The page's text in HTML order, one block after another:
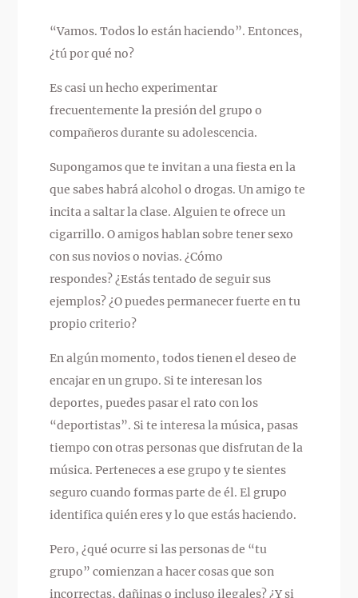
“Vamos. Todos lo están haciendo”. Entonces,
¿tú por qué no?
Es casi un hecho experimentar
frecuentemente la presión del grupo o
compañeros durante su adolescencia.
Supongamos que te invitan a una fiesta en la
que sabes habrá alcohol o drogas. Un amigo te
incita a saltar la clase. Alguien te ofrece un
cigarrillo. O amigos hablan sobre tener sexo
con sus novios o novias. ¿Cómo
respondes? ¿Estás tentado de seguir sus
ejemplos? ¿O puedes permanecer fuerte en tu
propio criterio?
En algún momento, todos tienen el deseo de
encajar en un grupo. Si te interesan los
deportes, puedes pasar el rato con los
“deportistas”. Si te interesa la música, pasas
tiempo con otras personas que disfrutan de la
música. Perteneces a ese grupo y te sientes
seguro cuando formas parte de él. El grupo
identifica quién eres y lo que estás haciendo.
Pero, ¿qué ocurre si las personas de “tu
grupo” comienzan a hacer cosas que son
incorrectas, dañinas o incluso ilegales? ¿Y si